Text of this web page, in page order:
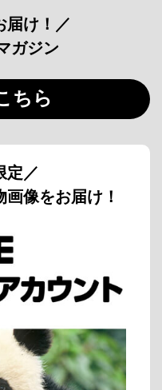
届け！／
ガジン
ちら
定／
像をお届け！